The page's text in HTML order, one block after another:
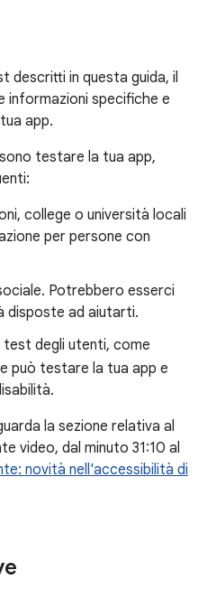
descritti in questa guida, il
informazioni specifiche e
app.
testare la tua app,
college o università locali
per persone con
Potrebbero esserci
disposte ad aiutarti.
test degli utenti, come
può testare la tua app e
la sezione relativa al
video, dal minuto 31:10 al
novità nell'accessibilità di